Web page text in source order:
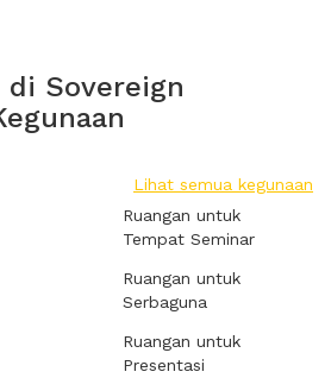
di Sovereign
Lihat semua kegunaan
Ruangan untuk
Tempat Seminar
Ruangan untuk
Serbaguna
Ruangan untuk
Presentasi